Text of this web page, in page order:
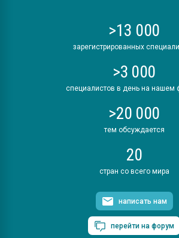
>13 000
зарегистрированных
>3 000
специалистов в день на нашем
>20 000
тем обсуждается
20
стран со всего мира
написать нам
перейти на форум